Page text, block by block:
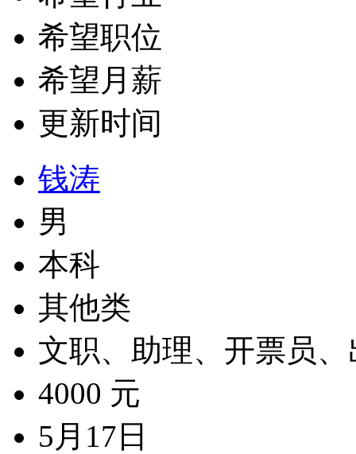
希望职位
希望月薪
更新时间
钱涛
男
本科
其他类
文职、助理、开票员、
4000 元
5月17日